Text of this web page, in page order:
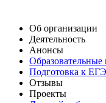
Об организации
Деятельность
Анонсы
Подготовка к
Отзывы
Проекты